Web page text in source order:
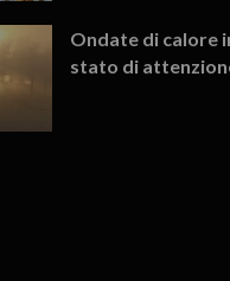
Ondate di calore
stato di